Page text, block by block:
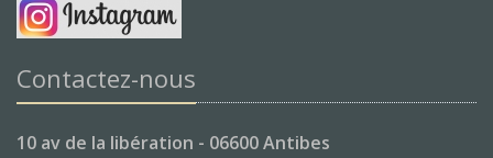
Contactez-nous
10 av de la libération - 06600 Antibes